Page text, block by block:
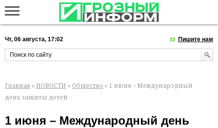
Чт, 06 августа, 17:02 Пишите нам
Главная » НОВОСТИ » Общество » 1 июня – Международный
день защиты детей
1 июня – Международный день